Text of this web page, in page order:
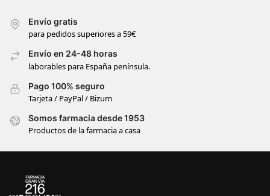
Envío gratis
para pedidos superiores a 59€
Envío en 24-48 horas
laborables para España península.
Pago 100% seguro
Tarjeta / PayPal / Bizum
Somos farmacia desde 1953
Productos de la farmacia a casa